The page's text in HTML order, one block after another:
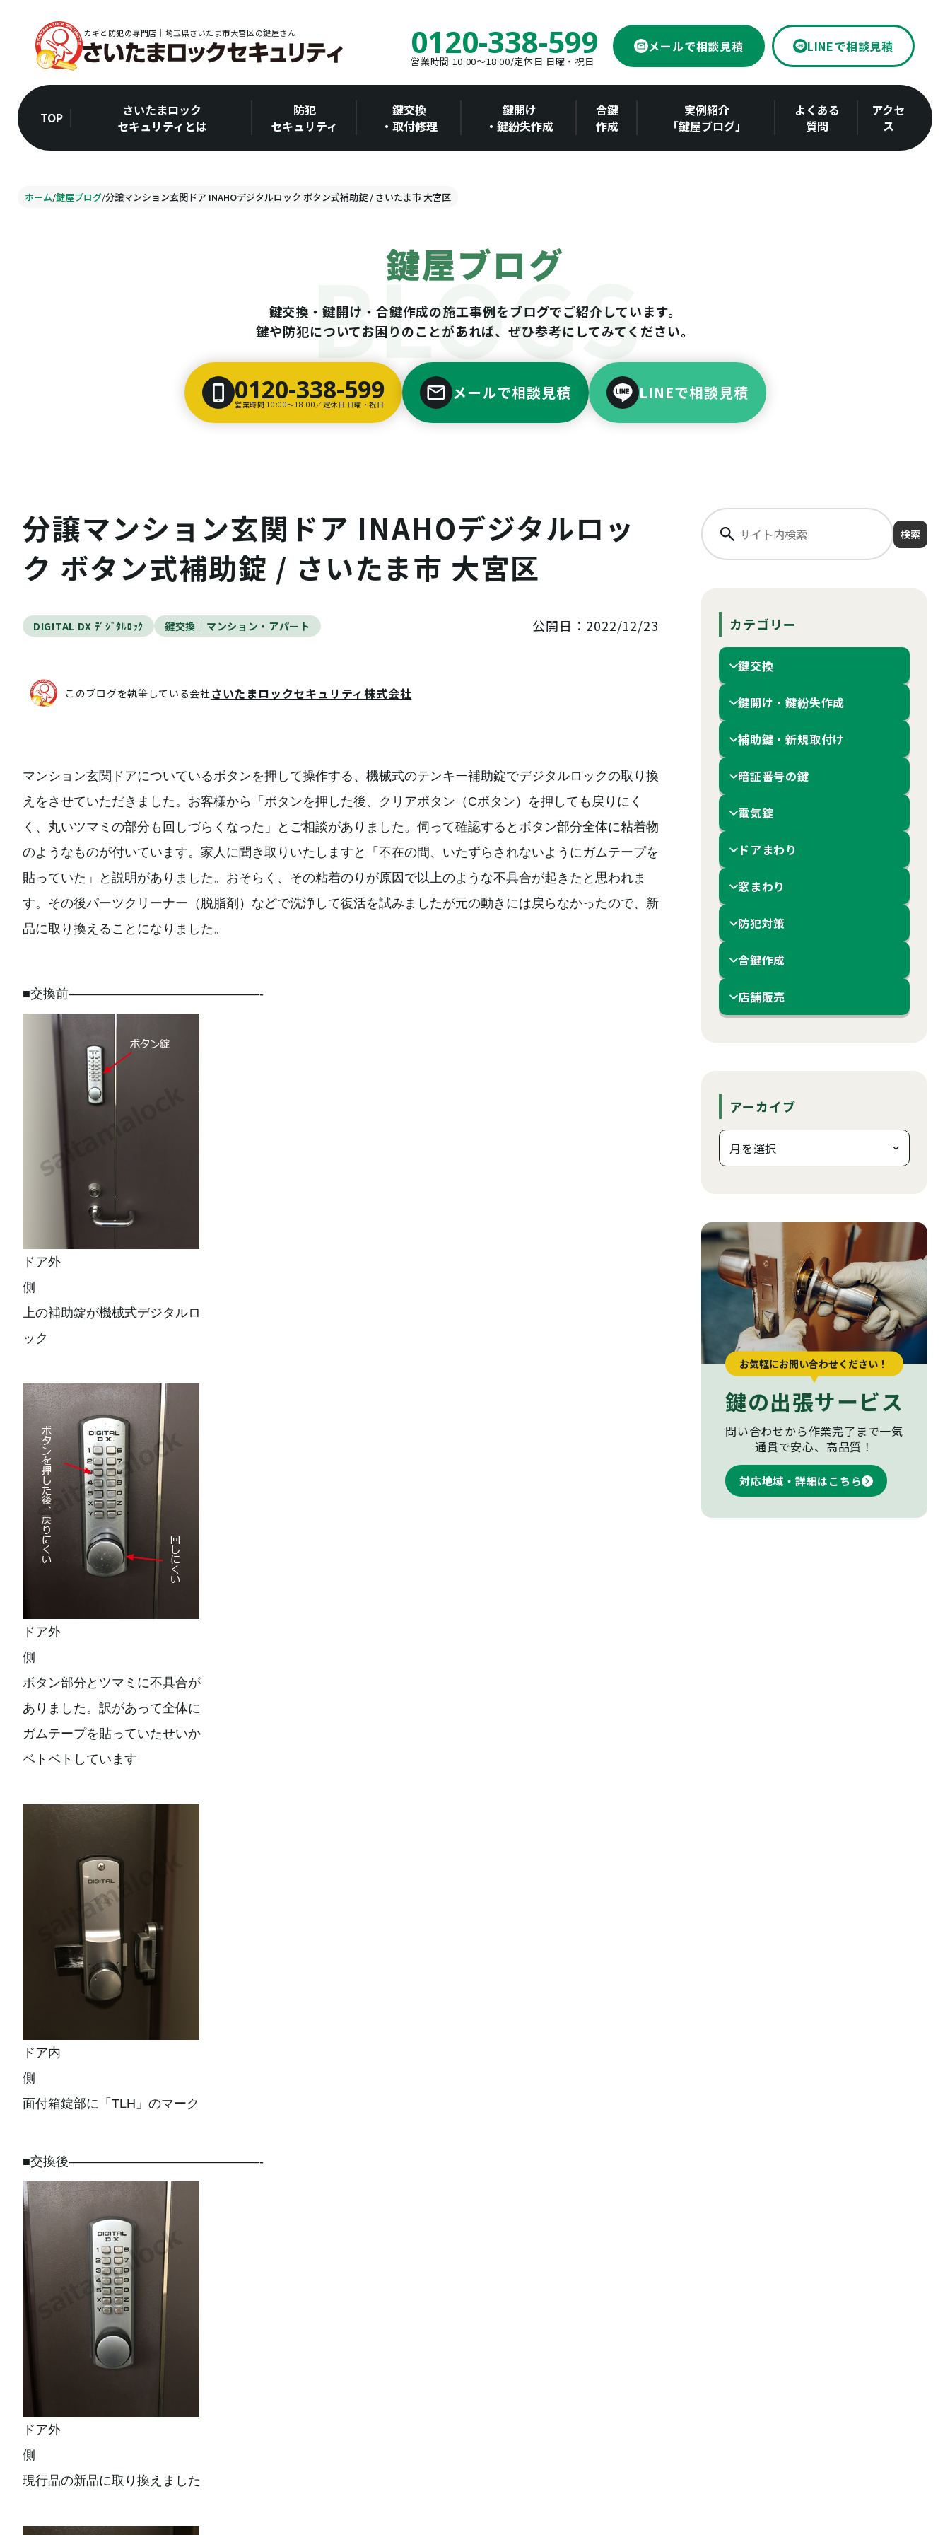
カギと防犯の専門店｜埼玉県さいたま市大宮区の鍵屋さん 0120-338-599
営業時間 10:00～18:00/定休日 日曜・祝日
メールで相談見積 LINEで相談見積
TOP
さいたまロック
セキュリティとは
防犯
セキュリティ
鍵交換
・取付修理
鍵開け
・鍵紛失作成
合鍵
作成
実例紹介
「鍵屋ブログ」
よくある
質問
アクセ
ス
ホーム/鍵屋ブログ/分譲マンション玄関ドア INAHOデジタルロック ボタン式補助錠 / さいたま市 大宮区
鍵屋ブログ
鍵交換・鍵開け・合鍵作成の施工事例をブログでご紹介しています。
鍵や防犯についてお困りのことがあれば、ぜひ参考にしてみてください。
0120-338-599
営業時間 10:00〜18:00／定休日 日曜・祝日
メールで相談見積 LINEで相談見積
分譲マンション玄関ドア INAHOデジタルロッ
ク ボタン式補助錠 / さいたま市 大宮区
DIGITAL DX ﾃﾞｼﾞﾀﾙﾛｯｸ 鍵交換｜マンション・アパート 公開日：2022/12/23
このブログを執筆している会社さいたまロックセキュリティ株式会社
マンション玄関ドアについているボタンを押して操作する、機械式のテンキー補助錠でデジタルロックの取り換
えをさせていただきました。お客様から「ボタンを押した後、クリアボタン（Cボタン）を押しても戻りにく
く、丸いツマミの部分も回しづらくなった」とご相談がありました。伺って確認するとボタン部分全体に粘着物
のようなものが付いています。家人に聞き取りいたしますと「不在の間、いたずらされないようにガムテープを
貼っていた」と説明がありました。おそらく、その粘着のりが原因で以上のような不具合が起きたと思われま
す。その後パーツクリーナー（脱脂剤）などで洗浄して復活を試みましたが元の動きには戻らなかったので、新
品に取り換えることになりました。
■交換前———————————————-
ドア外
側
上の補助錠が機械式デジタルロ
ック
ドア外
側
ボタン部分とツマミに不具合が
ありました。訳があって全体に
ガムテープを貼っていたせいか
ベトベトしています
ドア内
側
面付箱錠部に「TLH」のマーク
■交換後———————————————-
ドア外
側
現行品の新品に取り換えました
検索
カテゴリー
鍵交換
鍵開け・鍵紛失作成
補助鍵・新規取付け
暗証番号の鍵
電気錠
ドアまわり
窓まわり
防犯対策
合鍵作成
店舗販売
アーカイブ
お気軽にお問い合わせください！
鍵の出張サービス
問い合わせから作業完了まで一気
通貫で安心、高品質！
対応地域・詳細はこちら